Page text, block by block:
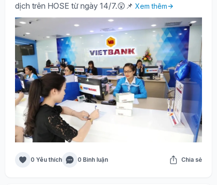
dịch trên HOSE từ ngày 14/7.😲📌 Xem thêm
0 Yêu thích 0 Bình luận Chia sẻ